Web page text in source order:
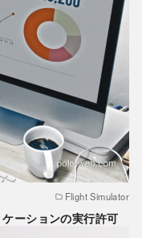
Flight Simulator
ーションの実行許可